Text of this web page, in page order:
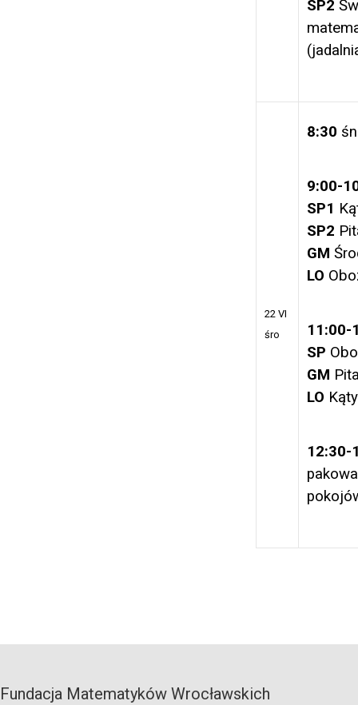
SP2
22 VI
śro
8:30
9:00-
SP1
SP2
GM
LO
11:00-
SP
GM
LO
12:30-
Fundacja Matematyków Wrocławskich